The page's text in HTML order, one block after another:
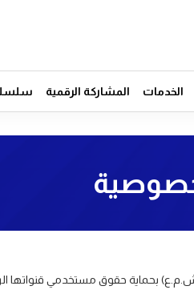
الخدمات المشاركة الرقمية
(ش.م.ع) بحماية حقوق مستخدمي